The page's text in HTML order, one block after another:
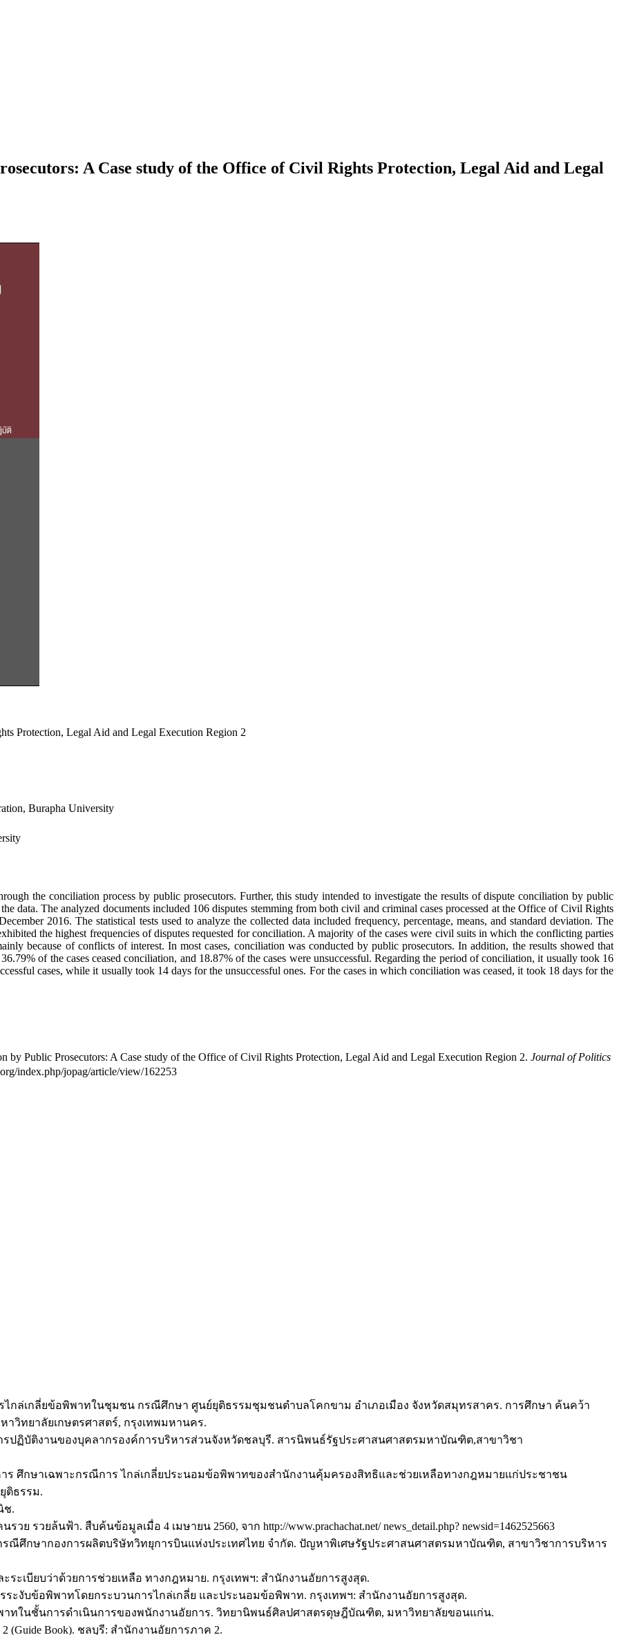
A Case study of the Office of Civil Rights Protection, Legal Aid and Legal
Protection, Legal Aid and Legal Execution Region 2
Burapha University
the conciliation process by public prosecutors. Further, this study intended to investigate the results of dispute conciliation by public
data. The analyzed documents included 106 disputes stemming from both civil and criminal cases processed at the Office of Civil Rights
2016. The statistical tests used to analyze the collected data included frequency, percentage, means, and standard deviation. The
the highest frequencies of disputes requested for conciliation. A majority of the cases were civil suits in which the conflicting parties
because of conflicts of interest. In most cases, conciliation was conducted by public prosecutors. In addition, the results showed that
of the cases ceased conciliation, and 18.87% of the cases were unsuccessful. Regarding the period of conciliation, it usually took 16
cases, while it usually took 14 days for the unsuccessful ones. For the cases in which conciliation was ceased, it took 18 days for the
Public Prosecutors: A Case study of the Office of Civil Rights Protection, Legal Aid and Legal Execution Region 2. Journal of Politics
index.php/jopag/article/view/162253
ไกล่เกลี่ยข้อพิพาทในชุมชน กรณีศึกษา ศูนย์ยุติธรรมชุมชนตำบลโคกขาม อำเภอเมือง จังหวัดสมุทรสาคร. การศึกษา ค้นคว้า
วิทยาลัยเกษตรศาสตร์, กรุงเทพมหานคร.
รปฏิบัติงานของบุคลากรองค์การบริหารส่วนจังหวัดชลบุรี. สารนิพนธ์รัฐประศาสนศาสตรมหาบัณฑิต,สาขาวิชา
าร ศึกษาเฉพาะกรณีการ ไกล่เกลี่ยประนอมข้อพิพาทของสำนักงานคุ้มครองสิทธิและช่วยเหลือทางกฎหมายแก่ประชาชน
ติธรรม.
ช.
รวยล้นฟ้า. สืบค้นข้อมูลเมื่อ 4 เมษายน 2560, จาก http://www.prachachat.net/ news_detail.php? newsid=1462525663
ณีศึกษากองการผลิตบริษัทวิทยุการบินแห่งประเทศไทย จำกัด. ปัญหาพิเศษรัฐประศาสนศาสตรมหาบัณฑิต, สาขาวิชาการบริหาร
ะเบียบว่าด้วยการช่วยเหลือ ทางกฎหมาย. กรุงเทพฯ: สำนักงานอัยการสูงสุด.
ะงับข้อพิพาทโดยกระบวนการไกล่เกลี่ย และประนอมข้อพิพาท. กรุงเทพฯ: สำนักงานอัยการสูงสุด.
ทในชั้นการดำเนินการของพนักงานอัยการ. วิทยานิพนธ์ศิลปศาสตรดุษฎีบัณฑิต, มหาวิทยาลัยขอนแก่น.
(Guide Book). ชลบุรี: สำนักงานอัยการภาค 2.